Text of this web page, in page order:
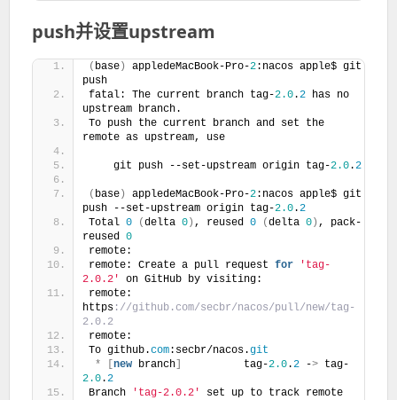
push并设置upstream
( base ) appledeMacBook-Pro-2:nacos apple$ git
push
fatal: The current branch tag-2.0.2 has no
upstream branch.
To push the current branch and set the
remote as upstream, use
    git push --set-upstream origin tag-
2.0.2
( base ) appledeMacBook-Pro-2:nacos apple$ git
push --set-upstream origin tag-2.0.2
Total 0 (delta 0 ) , reused 0 (delta 0 ) , pack-
reused 0
remote:
remote: Create a pull request for
'tag-
2.0.2'
on GitHub by visiting:
remote:
https ://github.com/secbr/nacos/pull/new/tag-
2.0.2
remote:
To github.com:secbr/nacos.git
*
new branch
          tag-
2.0.2 -> tag-
2.0.2
Branch
'tag-2.0.2'
set up to track remote